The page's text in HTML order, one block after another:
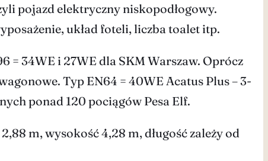
pojazd elektryczny niskopodłogowy.
układ foteli, liczba toalet itp.
= 34WE i 27WE dla SKM Warszaw. Oprócz
Typ EN64 = 40WE Acatus Plus – 3-
ponad 120 pociągów Pesa Elf.
m, wysokość 4,28 m, długość zależy od